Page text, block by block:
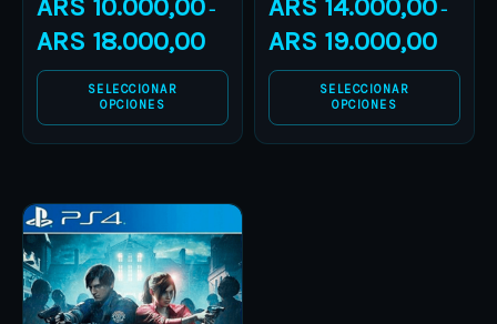
ARS 10.000,00 –
ARS 18.000,00
SELECCIONAR
OPCIONES
the
product
page
ARS 14.000,00 –
ARS 19.000,00
SELECCIONAR
OPCIONES
the
product
page
Price
range:
ARS 10.000,00
through
ARS 15.000,00
This
product
has
multiple